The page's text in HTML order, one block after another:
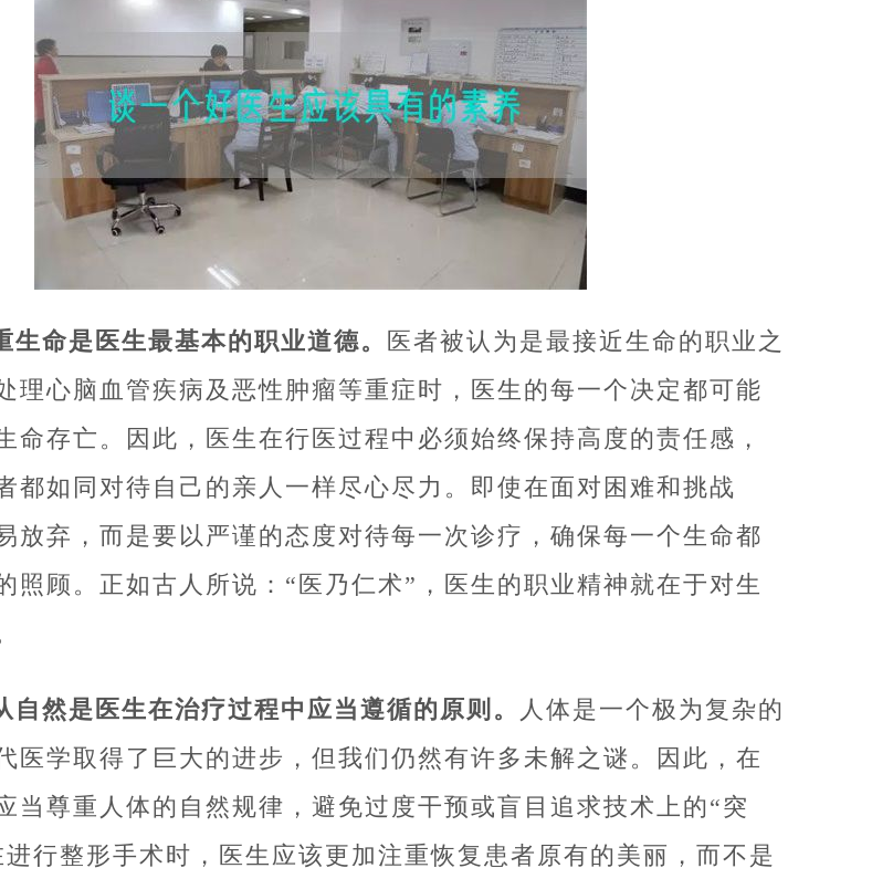
生命是医生最基本的职业道德。
医者被认为是最接近生命的职业之
理心脑血管疾病及恶性肿瘤等重症时，医生的每一个决定都可能
命存亡。因此，医生在行医过程中必须始终保持高度的责任感，
都如同对待自己的亲人一样尽心尽力。即使在面对困难和挑战
放弃，而是要以严谨的态度对待每一次诊疗，确保每一个生命都
照顾。正如古人所说：“医乃仁术”，医生的职业精神就在于对生
自然是医生在治疗过程中应当遵循的原则。
人体是一个极为复杂的
医学取得了巨大的进步，但我们仍然有许多未解之谜。因此，在
当尊重人体的自然规律，避免过度干预或盲目追求技术上的“突
行整形手术时，医生应该更加注重恢复患者原有的美丽，而不是